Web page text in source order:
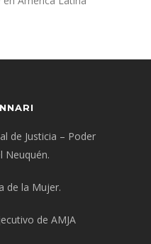
de Justicia – Poder
Neuquén.
de la Mujer.
de AMJA